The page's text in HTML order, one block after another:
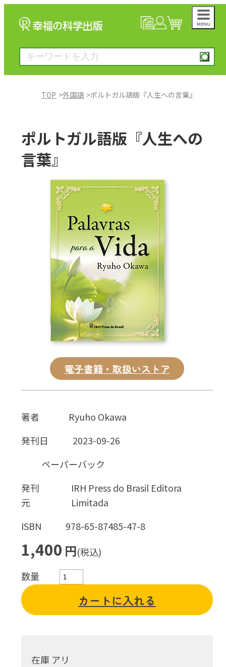
MENU
一般書
絵本
雑誌
CD
DVD・ブルーレイ
雑貨
外国語
TOP 外国語 ポルトガル語版『人生への言葉』
ポルトガル語版『人生への
言葉』
電子書籍・取扱いストア
著者
Ryuho Okawa
発刊日
2023-09-26
ペーパーバック
発刊
元
IRH Press do Brasil Editora
Limitada
ISBN
978-65-87485-47-8
1,400 円(税込)
数量
カートに入れる
在庫 アリ